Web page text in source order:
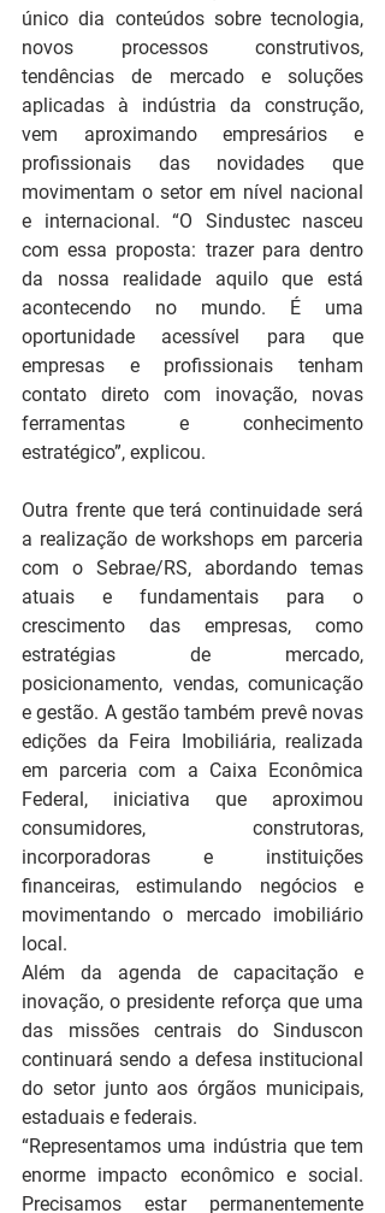
único dia conteúdos sobre tecnologia,
novos processos construtivos,
tendências de mercado e soluções
aplicadas à indústria da construção,
vem aproximando empresários e
profissionais das novidades que
movimentam o setor em nível nacional
e internacional. “O Sindustec nasceu
com essa proposta: trazer para dentro
da nossa realidade aquilo que está
acontecendo no mundo. É uma
oportunidade acessível para que
empresas e profissionais tenham
contato direto com inovação, novas
ferramentas e conhecimento
estratégico”, explicou.
Outra frente que terá continuidade será
a realização de workshops em parceria
com o Sebrae/RS, abordando temas
atuais e fundamentais para o
crescimento das empresas, como
estratégias de mercado,
posicionamento, vendas, comunicação
e gestão. A gestão também prevê novas
edições da Feira Imobiliária, realizada
em parceria com a Caixa Econômica
Federal, iniciativa que aproximou
consumidores, construtoras,
incorporadoras e instituições
financeiras, estimulando negócios e
movimentando o mercado imobiliário
local.
Além da agenda de capacitação e
inovação, o presidente reforça que uma
das missões centrais do Sinduscon
continuará sendo a defesa institucional
do setor junto aos órgãos municipais,
estaduais e federais.
“Representamos uma indústria que tem
enorme impacto econômico e social.
Precisamos estar permanentemente